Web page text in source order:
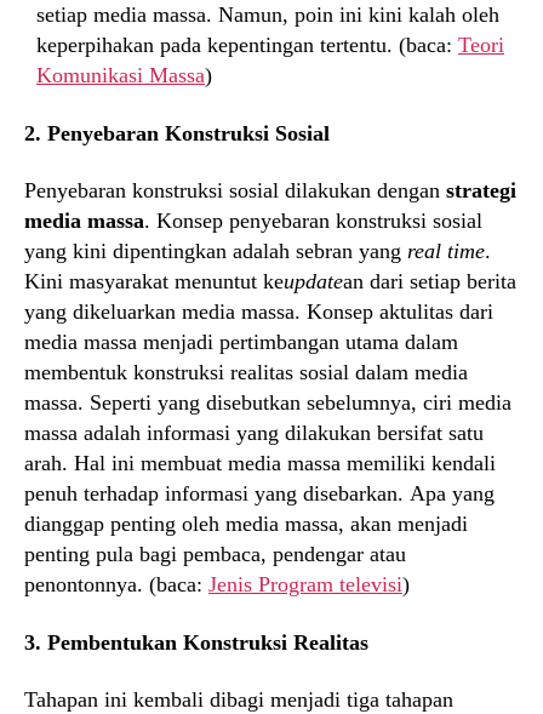
setiap media massa. Namun, poin ini kini kalah oleh
keperpihakan pada kepentingan tertentu. (baca: Teori
Komunikasi Massa)
2. Penyebaran Konstruksi Sosial
Penyebaran konstruksi sosial dilakukan dengan strategi
media massa. Konsep penyebaran konstruksi sosial
yang kini dipentingkan adalah sebran yang real time.
Kini masyarakat menuntut keupdatean dari setiap berita
yang dikeluarkan media massa. Konsep aktulitas dari
media massa menjadi pertimbangan utama dalam
membentuk konstruksi realitas sosial dalam media
massa. Seperti yang disebutkan sebelumnya, ciri media
massa adalah informasi yang dilakukan bersifat satu
arah. Hal ini membuat media massa memiliki kendali
penuh terhadap informasi yang disebarkan. Apa yang
dianggap penting oleh media massa, akan menjadi
penting pula bagi pembaca, pendengar atau
penontonnya. (baca: Jenis Program televisi)
3. Pembentukan Konstruksi Realitas
Tahapan ini kembali dibagi menjadi tiga tahapan